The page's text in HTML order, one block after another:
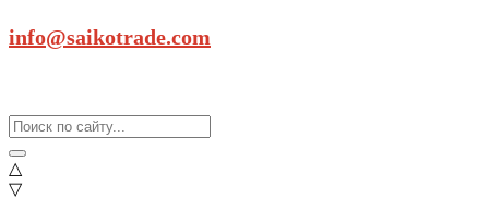
info@saikotrade.com
△
▽